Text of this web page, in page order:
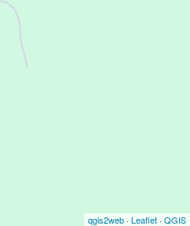
qgis2web · Leaflet · QGIS